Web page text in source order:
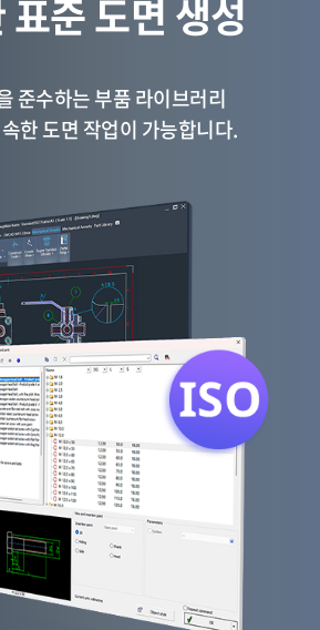
표준 도면 생성
준수하는 부품 라이브러리
한 도면 작업이 가능합니다.